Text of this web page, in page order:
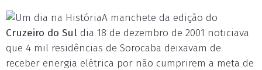
A manchete da edição do
Cruzeiro do Sul dia 18 de dezembro de 2001 noticiava
que 4 mil residências de Sorocaba deixavam de
receber energia elétrica por não cumprirem a meta de